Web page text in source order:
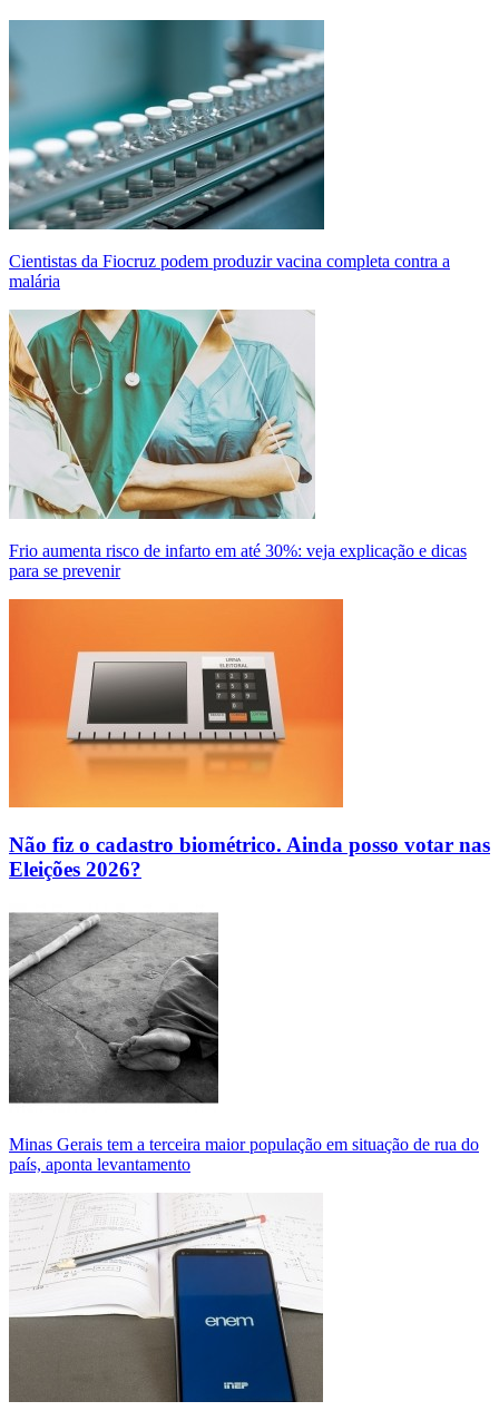
Cientistas da Fiocruz podem produzir vacina completa contra a
malária
Frio aumenta risco de infarto em até 30%: veja explicação e dicas
para se prevenir
Não fiz o cadastro biométrico. Ainda posso votar nas
Eleições 2026?
Minas Gerais tem a terceira maior população em situação de rua do
país, aponta levantamento